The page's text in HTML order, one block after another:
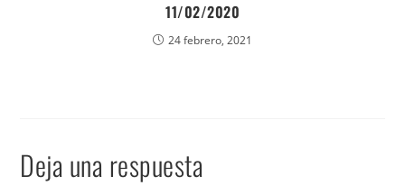
11/02/2020
24 febrero, 2021
Deja una respuesta